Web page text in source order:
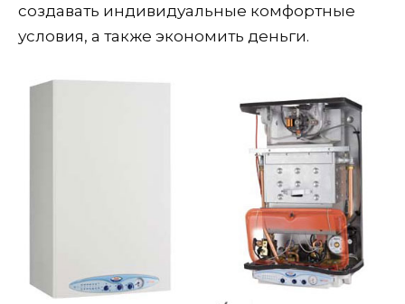
создавать индивидуальные комфортные
условия, а также экономить деньги.